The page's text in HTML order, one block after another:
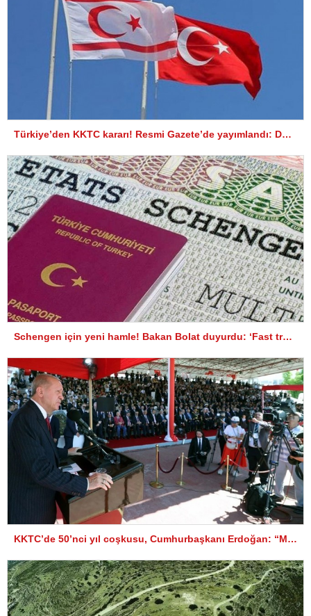
Türkiye’den KKTC kararı! Resmi Gazete’de yayımlandı: Dünyaya ilan ediyoruz…
Schengen için yeni hamle! Bakan Bolat duyurdu: ‘Fast track’ vize uygulaması
KKTC’de 50’nci yıl coşkusu, Cumhurbaşkanı Erdoğan: “Müzakereye ve çözüme hazırız”